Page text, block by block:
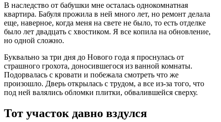
В наследство от бабушки мне осталась однокомнатная
квартира. Бабуля прожила в ней много лет, но ремонт делала
еще, наверное, когда меня на свете не было, то есть отделке
было лет двадцать с хвостиком. Я все копила на обновление,
но одной сложно.
Буквально за три дня до Нового года я проснулась от
страшного грохота, доносившегося из ванной комнаты.
Подорвалась с кровати и побежала смотреть что же
произошло. Дверь открылась с трудом, а все из-за того, что
под ней валялись обломки плитки, обвалившейся сверху.
Тот участок давно вздулся